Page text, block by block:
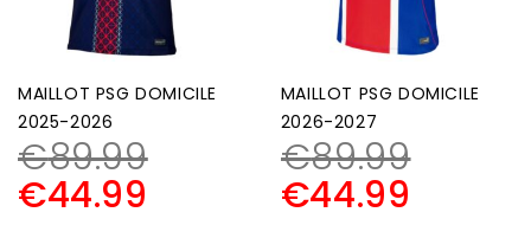
MAILLOT PSG DOMICILE
2025-2026
€89.99
€44.99
MAILLOT PSG DOMICILE
2026-2027
€89.99
€44.99